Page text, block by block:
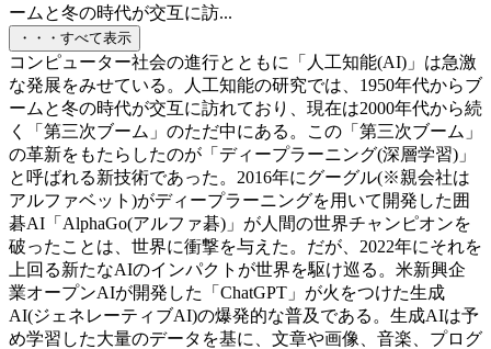
ームと冬の時代が交互に訪...
・・・すべて表示
コンピューター社会の進行とともに「人工知能(AI)」は急激
な発展をみせている。人工知能の研究では、1950年代からブ
ームと冬の時代が交互に訪れており、現在は2000年代から続
く「第三次ブーム」のただ中にある。この「第三次ブーム」
の革新をもたらしたのが「ディープラーニング(深層学習)」
と呼ばれる新技術であった。2016年にグーグル(※親会社は
アルファベット)がディープラーニングを用いて開発した囲
碁AI「AlphaGo(アルファ碁)」が人間の世界チャンピオンを
破ったことは、世界に衝撃を与えた。だが、2022年にそれを
上回る新たなAIのインパクトが世界を駆け巡る。米新興企
業オープンAIが開発した「ChatGPT」が火をつけた生成
AI(ジェネレーティブAI)の爆発的な普及である。生成AIは予
め学習した大量のデータを基に、文章や画像、音楽、プログ